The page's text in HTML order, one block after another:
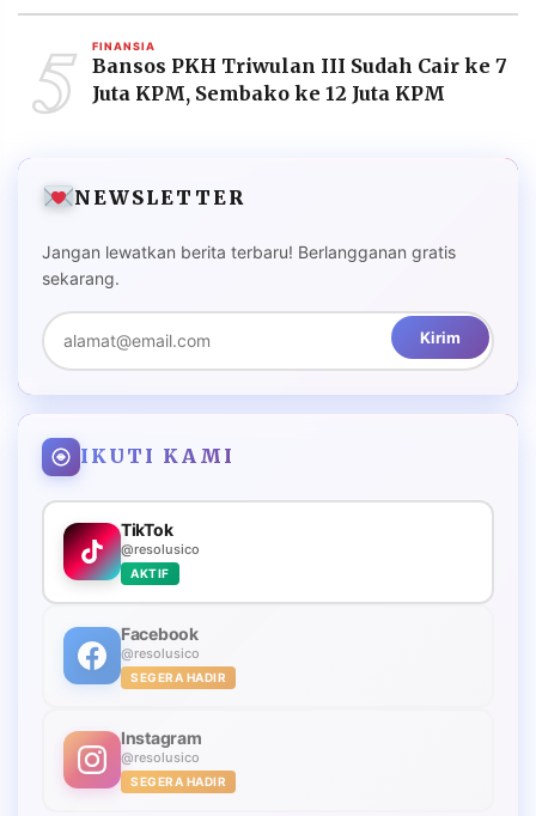
5 FINANSIA
Bansos PKH Triwulan III Sudah Cair ke 7
Juta KPM, Sembako ke 12 Juta KPM
NEWSLETTER
Jangan lewatkan berita terbaru! Berlangganan gratis
sekarang.
Kirim
IKUTI KAMI
TikTok
@resolusico
AKTIF
Facebook
@resolusico
SEGERA HADIR
Instagram
@resolusico
SEGERA HADIR